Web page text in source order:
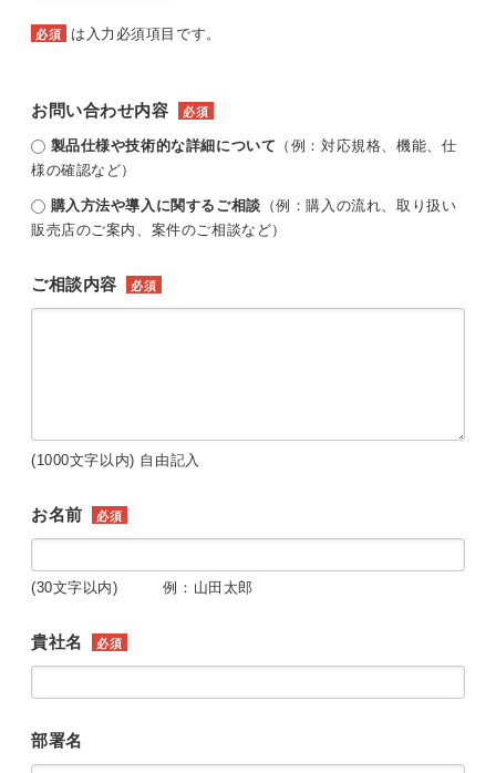
必須 は入力必須項目です。
お問い合わせ内容 必須
製品仕様や技術的な詳細について （例：対応規格、機能、仕
様の確認など）
購入方法や導入に関するご相談 （例：購入の流れ、取り扱い
販売店のご案内、案件のご相談など）
ご相談内容 必須
(1000文字以内) 自由記入
お名前 必須
(30文字以内) 例：山田太郎
貴社名 必須
部署名